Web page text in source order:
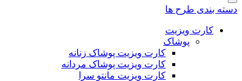
دسته بندی طرح ها
کارت ویزیت
پوشاک
کارت ویزیت پوشاک زنانه
کارت ویزیت پوشاک مردانه
کارت ویزیت مانتو سرا